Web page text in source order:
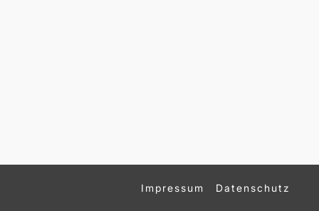
Impressum Datenschutz